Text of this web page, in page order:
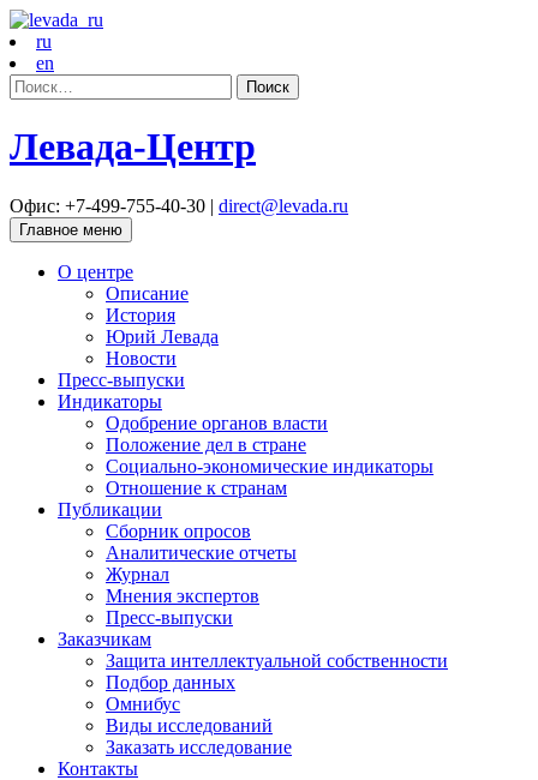
ru
en
Найти:
Левада-Центр
Офис: +7-499-755-40-30 | direct@levada.ru
Главное меню
О центре
Описание
История
Юрий Левада
Новости
Пресс-выпуски
Индикаторы
Одобрение органов власти
Положение дел в стране
Социально-экономические индикаторы
Отношение к странам
Публикации
Сборник опросов
Аналитические отчеты
Журнал
Мнения экспертов
Пресс-выпуски
Заказчикам
Защита интеллектуальной собственности
Подбор данных
Омнибус
Виды исследований
Заказать исследование
Контакты